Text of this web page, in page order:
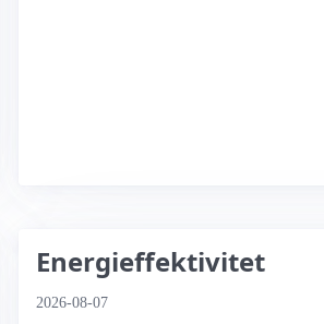
Energieffektivitet
2026-08-07